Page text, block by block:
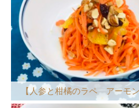
【人参と柑橘のラペ アーモン